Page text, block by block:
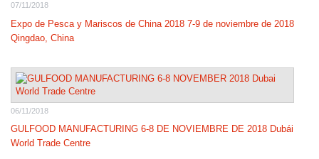
07/11/2018
Expo de Pesca y Mariscos de China 2018 7-9 de noviembre de 2018
Qingdao, China
06/11/2018
GULFOOD MANUFACTURING 6-8 DE NOVIEMBRE DE 2018 Dubái
World Trade Centre